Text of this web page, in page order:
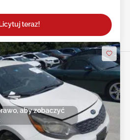
Licytuj teraz!
aby zobaczyć